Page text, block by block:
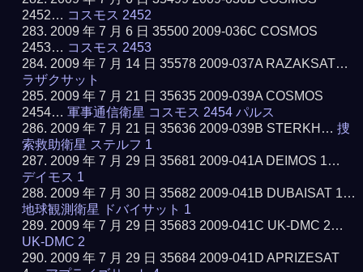
2452… コスモス 2452
2009 年 7 月 6 日 35500 2009-036C COSMOS
2453… コスモス 2453
2009 年 7 月 14 日 35578 2009-037A RAZAKSAT…
ラザクサット
2009 年 7 月 21 日 35635 2009-039A COSMOS
2454…軍事通信衛星 コスモス 2454 パルス
2009 年 7 月 21 日 35636 2009-039B STERKH…捜
索救助衛星 ステルフ 1
2009 年 7 月 29 日 35681 2009-041A DEIMOS 1…
デイモス 1
2009 年 7 月 30 日 35682 2009-041B DUBAISAT 1…
地球観測衛星 ドバイサット 1
2009 年 7 月 29 日 35683 2009-041C UK-DMC 2…
UK-DMC 2
2009 年 7 月 29 日 35684 2009-041D APRIZESAT